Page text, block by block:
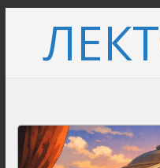
вмісту